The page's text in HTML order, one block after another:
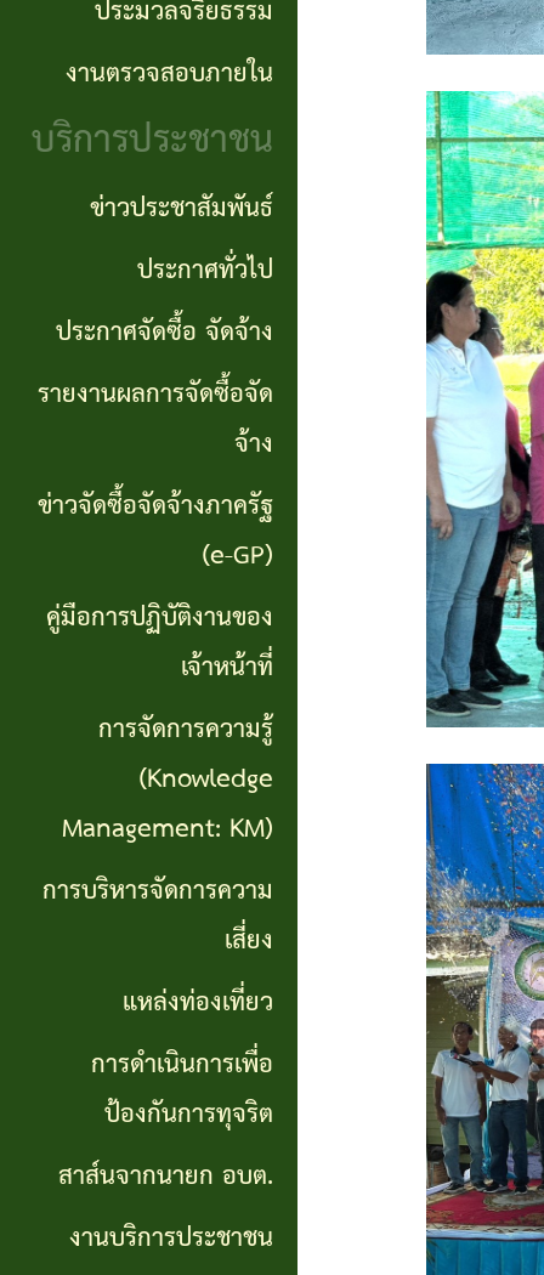
การจัดการ
ความรู้
(Knowledge
KM)
การ
บริหาร
จัดการ
เสี่ยง
ท่อง
เที่ยว
การ
ดำเนิน
การ
เพื่อ
ทุจริต
สาส์น
นายก
อบต.
จริยธรรม
งาน
ตรวจ
สอบ
ภายใน
ส่วน
ตำบล
ประมวลจริยธรรม
งานตรวจสอบภายใน
บริการประชาชน
ข่าวประชาสัมพันธ์
ประกาศทั่วไป
ประกาศจัดซื้อ จัดจ้าง
รายงานผลการจัดซื้อจัด
จ้าง
ข่าวจัดซื้อจัดจ้างภาครัฐ
(e-GP)
คู่มือการปฏิบัติงานของ
เจ้าหน้าที่
การจัดการความรู้
(Knowledge
Management: KM)
การบริหารจัดการความ
เสี่ยง
แหล่งท่องเที่ยว
การดำเนินการเพื่อ
ป้องกันการทุจริต
สาส์นจากนายก อบต.
งานบริการประชาชน